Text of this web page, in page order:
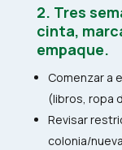
2. Tres
cinta,
empaque.
Comenzar a
(libros, ropa
Revisar
colonia/